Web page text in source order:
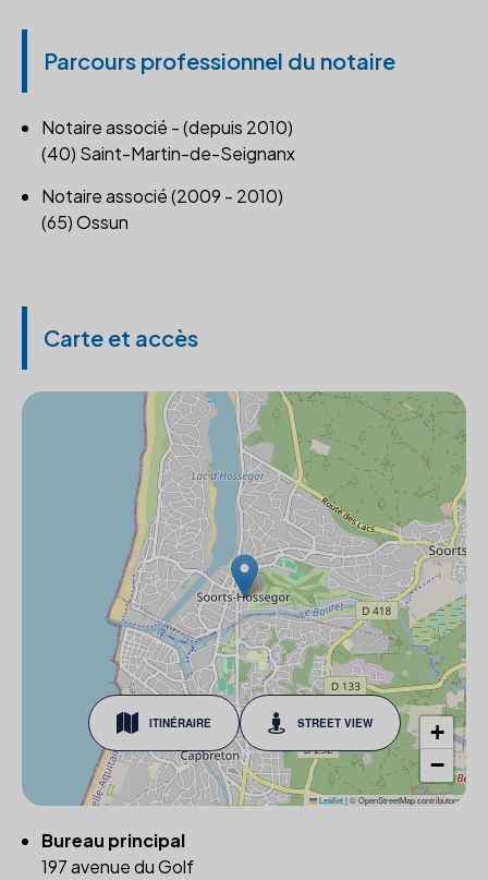
Parcours professionnel du notaire
Notaire associé - (depuis 2010)
(40) Saint-Martin-de-Seignanx
Notaire associé (2009 - 2010)
(65) Ossun
Carte et accès
ITINÉRAIRE STREET VIEW
+
−
Leaflet|© OpenStreetMap contributors
Bureau principal
197 avenue du Golf